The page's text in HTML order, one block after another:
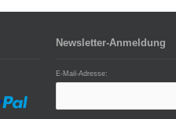
Newsletter-Anmeldung
E-Mail-Adresse: